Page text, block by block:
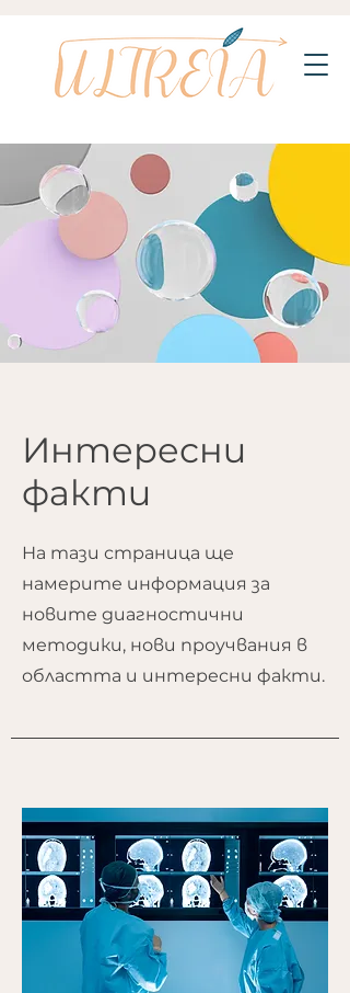
Интересни
факти
На тази страница ще
намерите информация за
новите диагностични
методики, нови проучвания в
областта и интересни факти.